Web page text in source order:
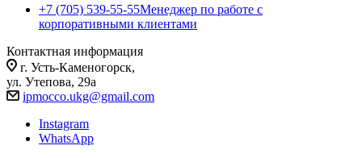
+7 (705) 539-55-55Менеджер по работе с
корпоративными клиентами
Контактная информация
г. Усть-Каменогорск,
ул. Утепова, 29а
ipmocco.ukg@gmail.com
Instagram
WhatsApp